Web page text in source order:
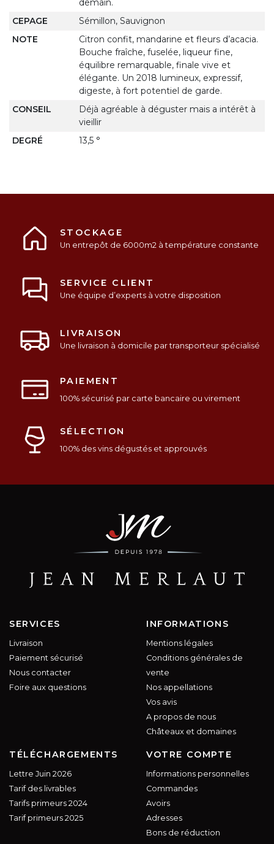
demain.
CEPAGE
Sémillon, Sauvignon
NOTE
Citron confit, mandarine et fleurs d’acacia.
Bouche fraîche, fuselée, liqueur fine,
équilibre remarquable, finale vive et
élégante. Un 2018 lumineux, expressif,
digeste, à fort potentiel de garde.
CONSEIL
Déjà agréable à déguster mais a intérêt à
vieillir
DEGRÉ
13,5 °
STOCKAGE
Un entrepôt de 6000m2 à température constante
SERVICE CLIENT
Une équipe d’experts à votre disposition
LIVRAISON
Une livraison à domicile par transporteur spécialisé
PAIEMENT
100% sécurisé par carte bancaire ou virement
SÉLECTION
100% des vins dégustés et approuvés
SERVICES
Livraison
Paiement sécurisé
Nous contacter
Foire aux questions
INFORMATIONS
Mentions légales
Conditions générales de
vente
Nos appellations
Vos avis
A propos de nous
Châteaux et domaines
TÉLÉCHARGEMENTS
Lettre Juin 2026
Tarif des livrables
Tarifs primeurs 2024
Tarif primeurs 2025
VOTRE COMPTE
Informations personnelles
Commandes
Avoirs
Adresses
Bons de réduction